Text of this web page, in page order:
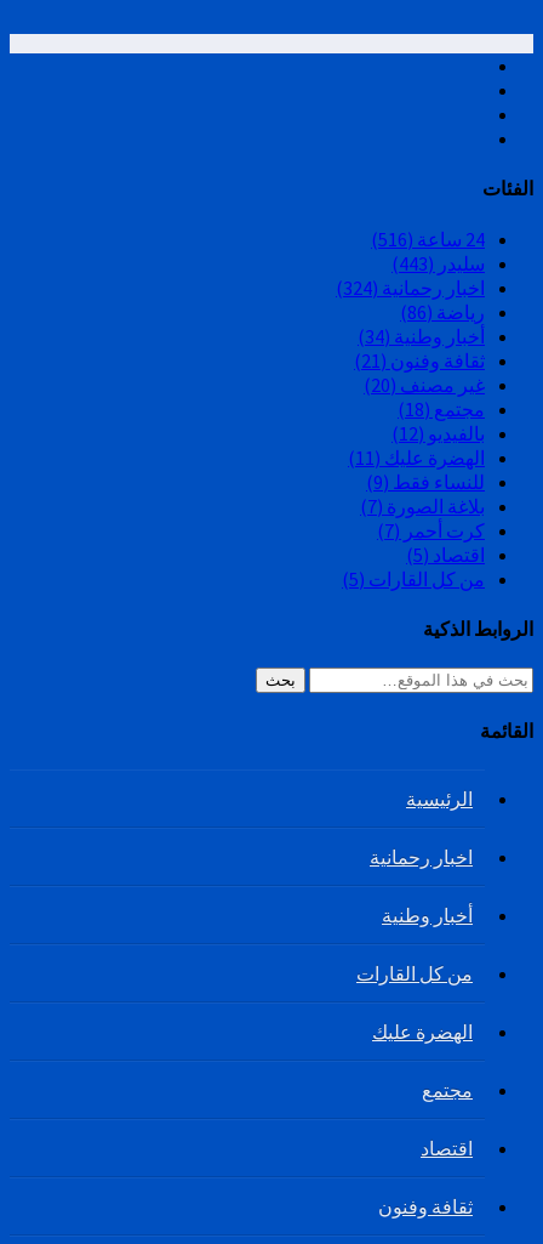
الفئات
24 ساعة
(516)
سليدر (443)
اخبار رحمانية (324)
رياضة (86)
أخبار وطنية (34)
ثقافة وفنون (21)
غير مصنف (20)
مجتمع (18)
بالفيديو (12)
الهضرة عليك (11)
للنساء فقط (9)
بلاغة الصورة (7)
كرت أحمر (7)
اقتصاد (5)
من كل القارات (5)
الروابط الذكية
بحث
القائمة
الرئيسية
اخبار رحمانية
أخبار وطنية
من كل القارات
الهضرة عليك
مجتمع
اقتصاد
ثقافة وفنون